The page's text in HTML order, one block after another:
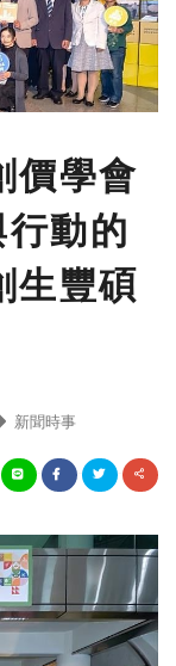
價學會
動的
生豐碩
新聞時事